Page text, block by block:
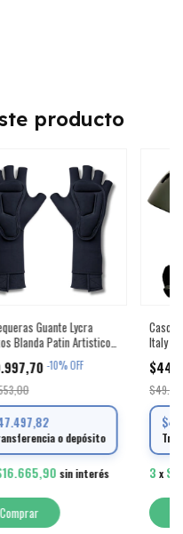
producto
Guante Lycra
Blanda Patin Artistico
Italy
-10%OFF
o depósito
sin interés
Comprar
Casco
Italy
3 x